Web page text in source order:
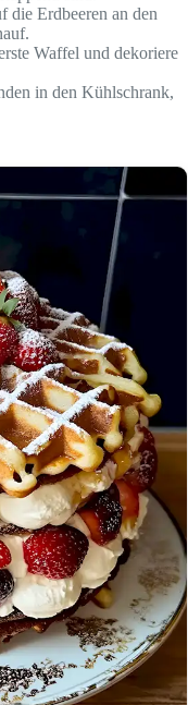
die Erdbeeren an den
Waffel und dekoriere
in den Kühlschrank,